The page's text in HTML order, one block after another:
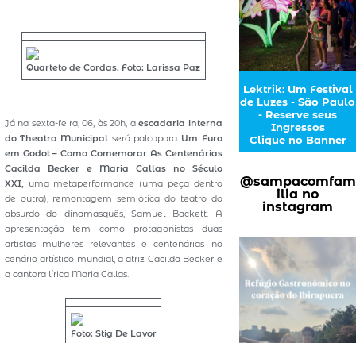
Quarteto de Cordas. Foto: Larissa Paz
Já na sexta-feira, 06, às 20h, aescadaria interna
do Theatro Municipal será palcopara Um Furo
em Godot – Como Comemorar As Centenárias
Cacilda Becker e Maria Callas no Século
XXI, uma metaperformance (uma peça dentro
de outra), remontagem semiótica do teatro do
absurdo do dinamasquês, Samuel Backett. A
apresentação tem como protagonistas duas
artistas mulheres relevantes e centenárias no
cenário artístico mundial, a atriz Cacilda Becker e
a cantora lírica Maria Callas.
Foto: Stig De Lavor
Lektrik: Um Festival
de Luzes - São Paulo
- Reserve seus
Ingressos
Clique no Banner
@sampacomfam
ilia no
instagram